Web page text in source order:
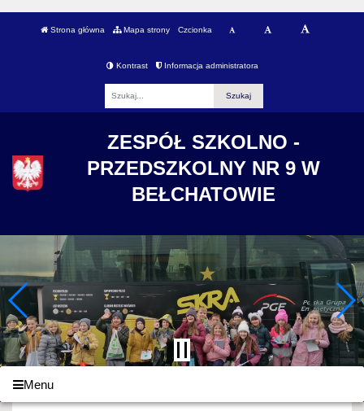
Strona główna Mapa strony Czcionka
Kontrast Informacja administratora
ZESPÓŁ SZKOLNO -
PRZEDSZKOLNY NR 9 W
BEŁCHATOWIE
Menu